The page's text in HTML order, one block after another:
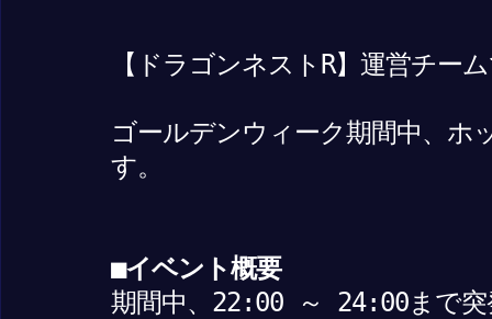
【ドラゴンネストR】運営チー
ゴールデンウィーク期間中、ホ
す。
■イベント概要
期間中、22:00 ～ 24:00まで突